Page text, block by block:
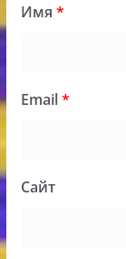
Имя *
Email*
Сайт